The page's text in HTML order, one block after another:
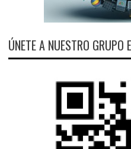
ÚNETE A NUESTRO GRUPO